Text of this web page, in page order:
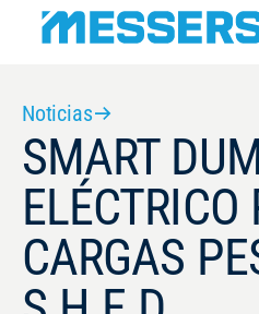
Noticias
SMART
ELÉCTRICO
CARGAS